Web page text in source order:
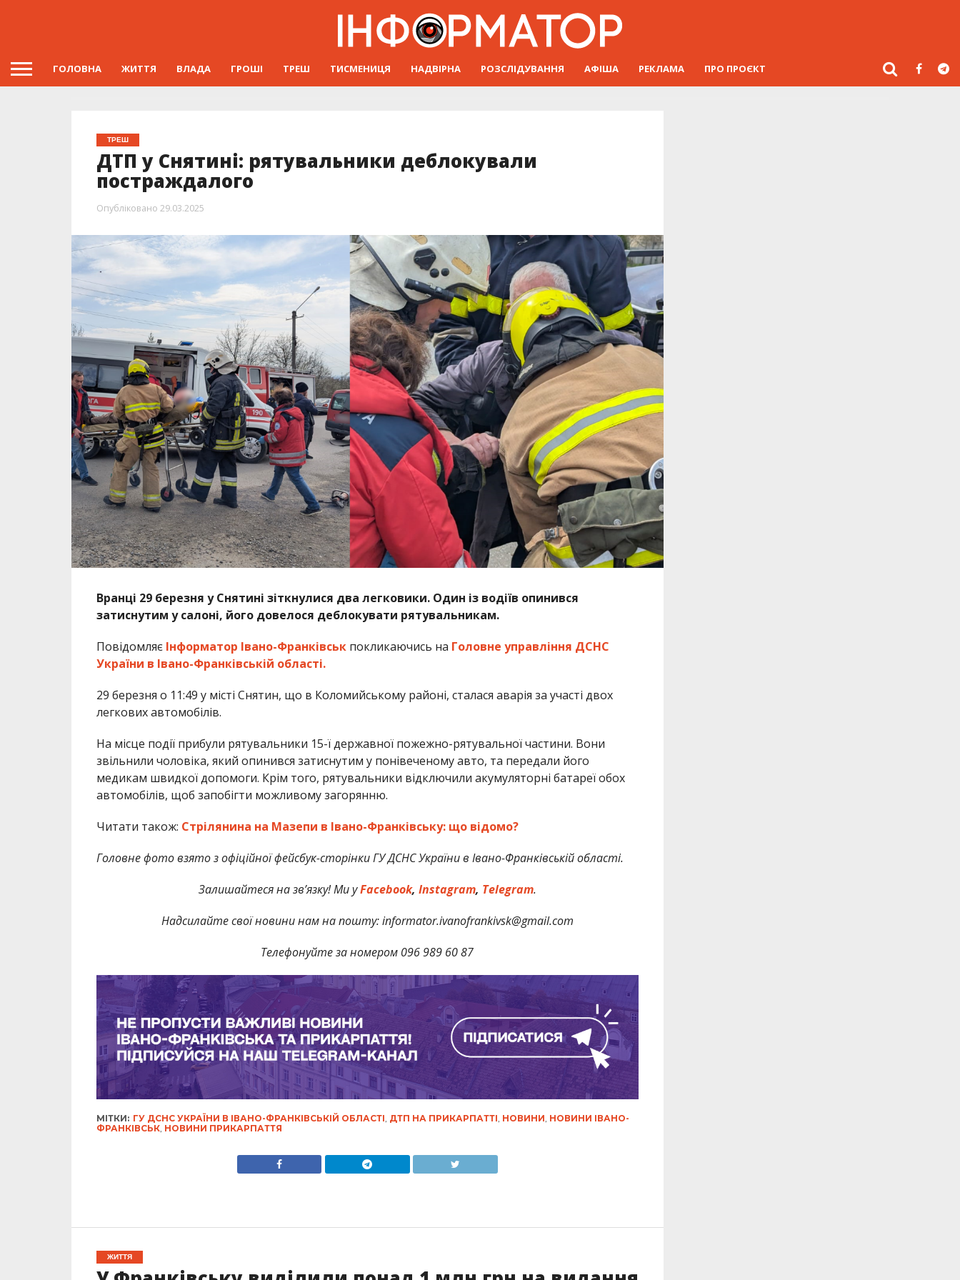
ГОЛОВНА ЖИТТЯ ВЛАДА ГРОШІ ТРЕШ ТИСМЕНИЦЯ НАДВІРНА РОЗСЛІДУВАННЯ АФІША РЕКЛАМА ПРО ПРОЄКТ
ТРЕШ
ДТП у Снятині: рятувальники деблокували
постраждалого
Опубліковано 29.03.2025
Вранці 29 березня у Снятині зіткнулися два легковики. Один із водіїв опинився
затиснутим у салоні, його довелося деблокувати рятувальникам.
Повідомляє Інформатор Івано-Франківськпокликаючись на Головне управління ДСНС
України в Івано-Франківській області.
29 березня о 11:49 у місті Снятин, що в Коломийському районі, сталася аварія за участі двох
легкових автомобілів.
На місце події прибули рятувальники 15-ї державної пожежно-рятувальної частини. Вони
звільнили чоловіка, який опинився затиснутим у понівеченому авто, та передали його
медикам швидкої допомоги. Крім того, рятувальники відключили акумуляторні батареї обох
автомобілів, щоб запобігти можливому загорянню.
Читати також: Стрілянина на Мазепи в Івано-Франківську: що відомо?
Головне фото взято з офіційної фейсбук-сторінкиГУ ДСНС України в Івано-Франківській області.
Залишайтеся на зв’язку! Ми уFacebook, Instagram, Telegram.
Надсилайте свої новини нам на пошту: informator.ivanofrankivsk@gmail.com
Телефонуйте за номером 096 989 60 87
МІТКИ: ГУ ДСНС УКРАЇНИ В ІВАНО-ФРАНКІВСЬКІЙ ОБЛАСТІ, ДТП НА ПРИКАРПАТТІ, НОВИНИ, НОВИНИ ІВАНО-
ФРАНКІВСЬК, НОВИНИ ПРИКАРПАТТЯ
ЖИТТЯ